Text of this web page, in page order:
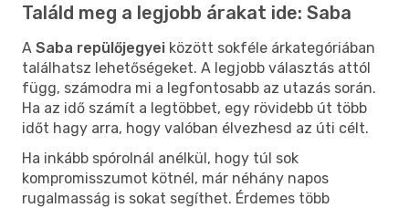
Találd meg a legjobb árakat ide: Saba
A Saba repülőjegyei között sokféle árkategóriában
találhatsz lehetőségeket. A legjobb választás attól
függ, számodra mi a legfontosabb az utazás során.
Ha az idő számít a legtöbbet, egy rövidebb út több
időt hagy arra, hogy valóban élvezhesd az úti célt.
Ha inkább spórolnál anélkül, hogy túl sok
kompromisszumot kötnél, már néhány napos
rugalmasság is sokat segíthet. Érdemes több